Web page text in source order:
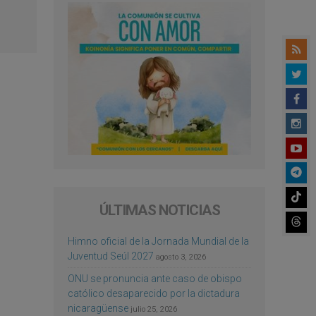
ÚLTIMAS NOTICIAS
Himno oficial de la Jornada Mundial de la
Juventud Seúl 2027 agosto 3, 2026
ONU se pronuncia ante caso de obispo
católico desaparecido por la dictadura
nicaragüense julio 25, 2026